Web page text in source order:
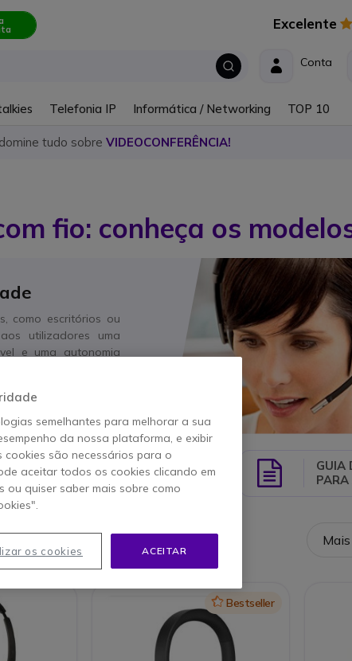
Excelente
Conta
Telefonia IP Informática / Networking TOP 10
tudo sobre VIDEOCONFERÊNCIA!
fio: conheça os
como escritórios ou
utilizadores uma
e uma autonomia
GUIA DE COMPRA
DE ACESSÓRIOS
Guide
GUIA
PARA
IconBestseller
semelhantes para melhorar a sua
da nossa plataforma, e exibir
são necessários para o
aceitar todos os cookies clicando em
ou quiser saber mais sobre como
ACEITAR
os cookies